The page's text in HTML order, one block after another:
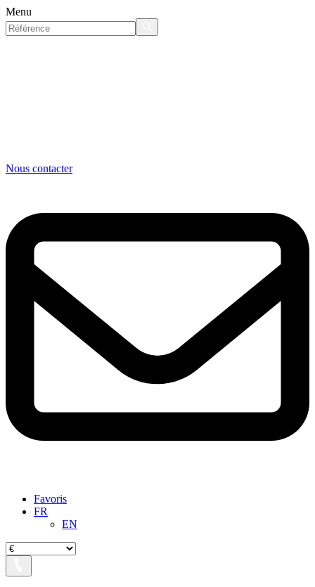
Menu
Nous contacter
Favoris
FR
EN